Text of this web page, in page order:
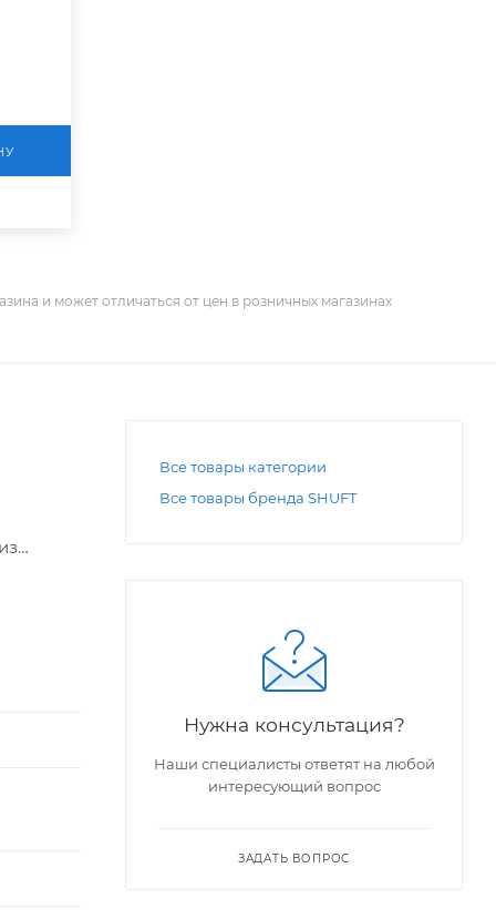
и может отличаться от цен в розничных магазинах
Все товары категории
Все товары бренда SHUFT
Нужна консультация?
Наши специалисты ответят на любой
интересующий вопрос
ЗАДАТЬ ВОПРОС